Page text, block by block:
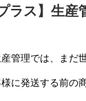
2組、土日は3組
ッションジュエ
イト開発、店舗運
ハウスで担い、
ュエリーをお届
鞄製造所を母体
ラス】生産
管理では、まだ
に発送する前の